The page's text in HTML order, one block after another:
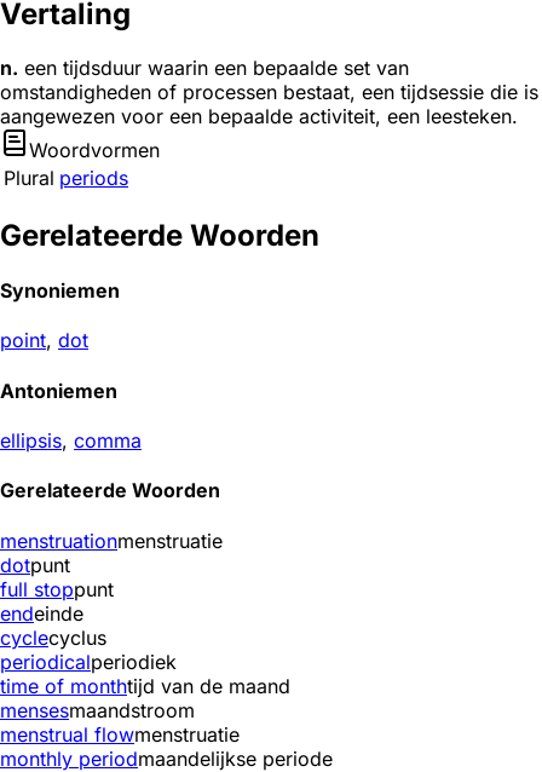
Vertaling
n. een tijdsduur waarin een bepaalde set van
omstandigheden of processen bestaat, een tijdsessie die is
aangewezen voor een bepaalde activiteit, een leesteken.
Woordvormen
Plural periods
Gerelateerde Woorden
Synoniemen
point, dot
Antoniemen
ellipsis, comma
Gerelateerde Woorden
menstruationmenstruatie
dotpunt
full stoppunt
endeinde
cyclecyclus
periodicalperiodiek
time of monthtijd van de maand
mensesmaandstroom
menstrual flowmenstruatie
monthly periodmaandelijkse periode